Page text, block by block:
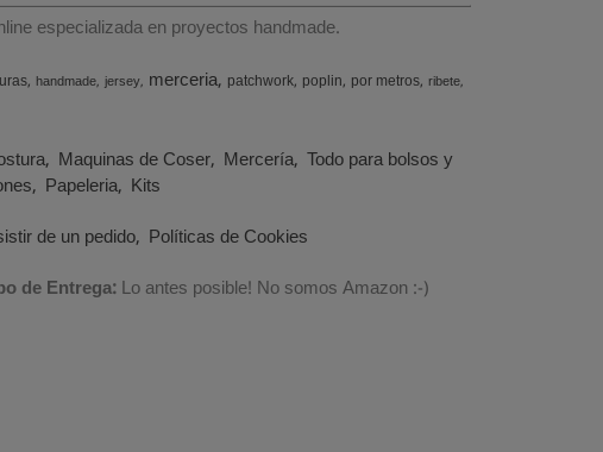
especializada en proyectos handmade.
handmade jersey merceria patchwork poplin por metros ribete
Maquinas de Coser Mercería Todo para bolsos y
Papeleria Kits
de un pedido Políticas de Cookies
de Entrega:Lo antes posible! No somos Amazon :-)